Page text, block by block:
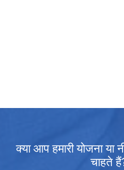
क्या आप हमारी योजना या
चाहते